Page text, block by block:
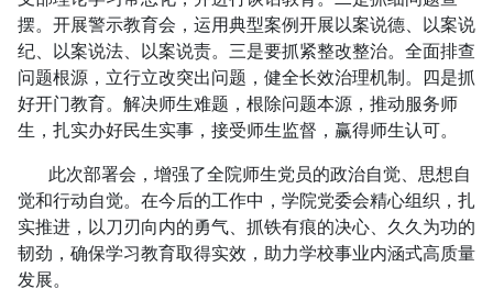
摆。开展警示教育会，运用典型案例开展以案说德、以案说
纪、以案说法、以案说责。三是要抓紧整改整治。全面排查
问题根源，立行立改突出问题，健全长效治理机制。四是抓
好开门教育。解决师生难题，根除问题本源，推动服务师
生，扎实办好民生实事，接受师生监督，赢得师生认可。
此次部署会，增强了全院师生党员的政治自觉、思想自
觉和行动自觉。在今后的工作中，学院党委会精心组织，扎
实推进，以刀刃向内的勇气、抓铁有痕的决心、久久为功的
韧劲，确保学习教育取得实效，助力学校事业内涵式高质量
发展。